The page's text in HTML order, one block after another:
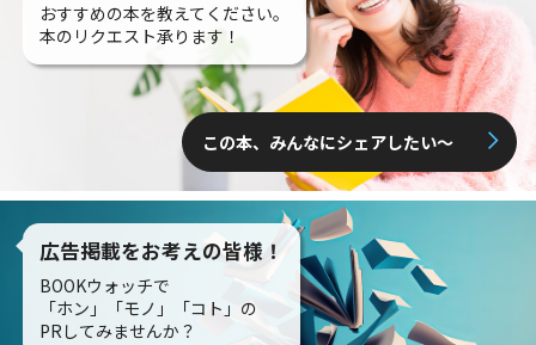
おすすめの本を教えてください。
本のリクエスト承ります！
この本、みんなにシェアしたい〜
広告掲載をお考えの皆様！
BOOKウォッチで
「ホン」「モノ」「コト」の
PRしてみませんか？